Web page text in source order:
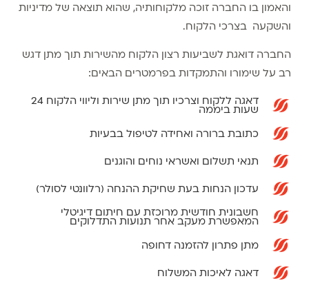
והאמון בו החברה זוכה מלקוחותיה, שהוא תוצאה של מדיניות
והשקעה בצרכי הלקוח.
החברה דואגת לשביעות רצון הלקוח מהשירות תוך מתן דגש
רב על שימורו והתמקדות בפרמטרים הבאים:
דאגה ללקוח וצרכיו תוך מתן שירות וליווי הלקוח 24
שעות ביממה
כתובת ברורה ואחידה לטיפול בבעיות
תנאי תשלום ואשראי נוחים והוגנים
עדכון הנחות בעת שחיקת ההנחה (רלוונטי לסולר)
חשבונית חודשית מרוכזת עם חיתום דיגיטלי
המאפשרת מעקב אחר תנועות התדלוקים
מתן פתרון להזמנה דחופה
דאגה לאיכות המשלוח